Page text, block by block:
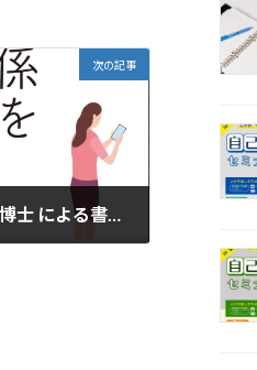
次の記事
ＳＡＴ療法開発者 宗像恒次博士 による書籍のご案内